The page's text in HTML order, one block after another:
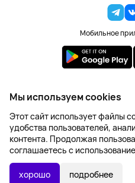
В КОРЗИНУ
Мобильное
2023-2026 © DoBuy.
Правила обработки
Создание
Мы используем cookies
Этот сайт использует файлы
удобства пользователей,
контента. Продолжая
соглашаетесь с
хорошо подробнее